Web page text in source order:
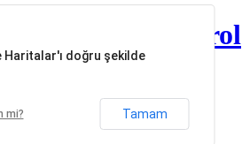
firmaları | Kontrol
Haritalar'ı doğru şekilde
mi? Tamam